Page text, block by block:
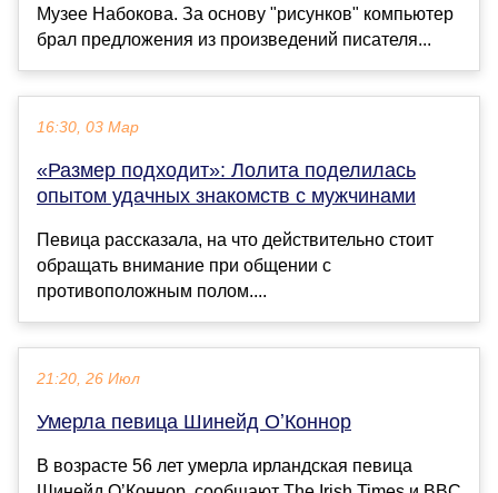
Музее Набокова. За основу "рисунков" компьютер
брал предложения из произведений писателя...
16:30, 03 Мар
«Размер подходит»: Лолита поделилась
опытом удачных знакомств с мужчинами
Певица рассказала, на что действительно стоит
обращать внимание при общении с
противоположным полом....
21:20, 26 Июл
Умерла певица Шинейд ОʼКоннор
В возрасте 56 лет умерла ирландская певица